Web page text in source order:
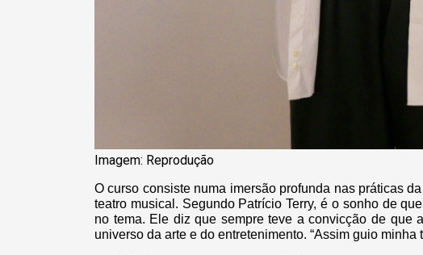
Imagem: Reprodução
O curso consiste numa imersão profunda nas práticas
teatro musical. Segundo Patrício Terry, é o sonho de
no tema. Ele diz que sempre teve a convicção de que
universo da arte e do entretenimento. “Assim guio minha